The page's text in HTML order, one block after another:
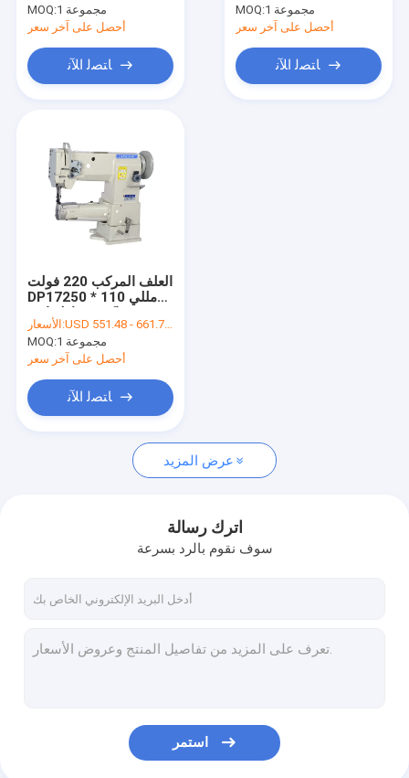
آلة خياطة السرير
ماكينة خياطة بارتاك
MOQ:
1 مجموعة
أحصل على آخر سعر
ﺎﺘﺼﻟ ﺍﻶﻧ
MOQ:
1 مجموعة
أحصل على آخر سعر
ﺎﺘﺼﻟ ﺍﻶﻧ
العلف المركب 220 فولت
DP17250 * 110 مللي
واحدة لكرة القدم
الأسعار:USD 551.48 - 661.77per set
MOQ:
1 مجموعة
أحصل على آخر سعر
ﺎﺘﺼﻟ ﺍﻶﻧ
عرض المزيد
اترك رسالة
سوف نقوم بالرد بسرعة
استمر